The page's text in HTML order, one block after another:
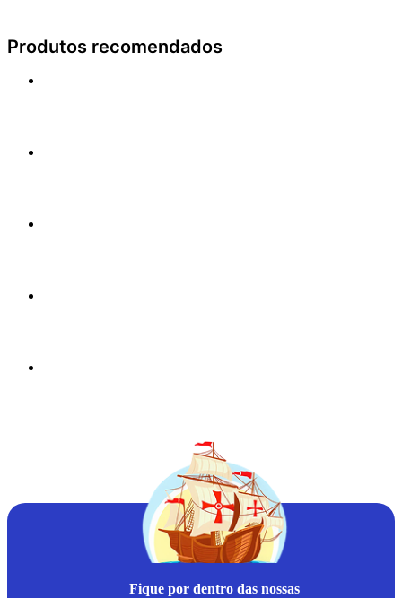
Produtos recomendados
Fique por dentro das nossas